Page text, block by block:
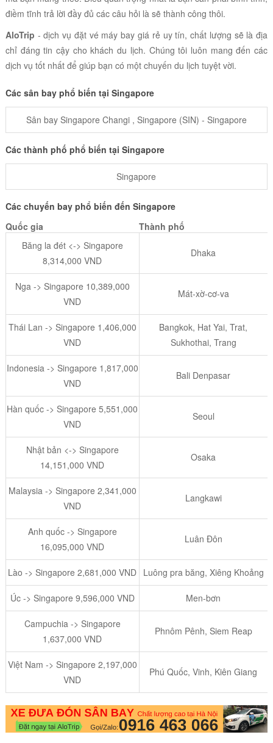
điềm tĩnh trả lời đầy đủ các câu hỏi là sẽ thành công thôi.
AloTrip - dịch vụ đặt vé máy bay giá rẻ uy tín, chất lượng sẽ là địa
chỉ đáng tin cậy cho khách du lịch. Chúng tôi luôn mang đến các
dịch vụ tốt nhất để giúp bạn có một chuyến du lịch tuyệt vời.
Các sân bay phổ biến tại Singapore
Sân bay Singapore Changi , Singapore (SIN) - Singapore
Các thành phố phổ biến tại Singapore
Singapore
Các chuyến bay phổ biến đến Singapore
Quốc gia
Thành phố
Băng la đét <-> Singapore
8,314,000 VND
Dhaka
Nga -> Singapore 10,389,000
VND
Mát-xờ-cơ-va
Thái Lan -> Singapore 1,406,000
VND
Bangkok, Hat Yai, Trat,
Sukhothai, Trang
Indonesia -> Singapore 1,817,000
VND
Bali Denpasar
Hàn quốc -> Singapore 5,551,000
VND
Seoul
Nhật bản <-> Singapore
14,151,000 VND
Osaka
Malaysia -> Singapore 2,341,000
VND
Langkawi
Anh quốc -> Singapore
16,095,000 VND
Luân Đôn
Lào -> Singapore 2,681,000 VND Luông pra băng, Xiêng Khoảng
Úc -> Singapore 9,596,000 VND Men-bơn
Campuchia -> Singapore
1,637,000 VND
Phnôm Pênh, Siem Reap
Việt Nam -> Singapore 2,197,000
VND
Phú Quốc, Vinh, Kiên Giang